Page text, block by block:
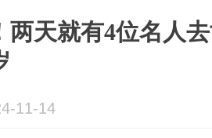
两天就有4位名人
11-14